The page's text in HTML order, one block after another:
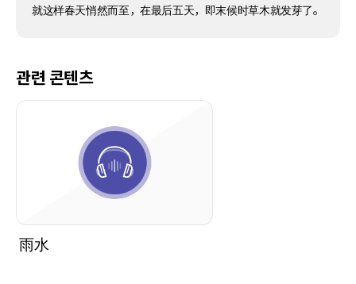
就这样春天悄然而至，在最后五天，即末候时草木就发芽了。
관련 콘텐츠
雨水